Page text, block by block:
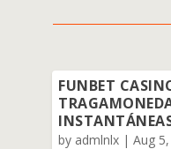
FUNBET
by admlnlx |Aug